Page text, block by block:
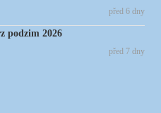
před 6 dny
podzim 2026
před 7 dny